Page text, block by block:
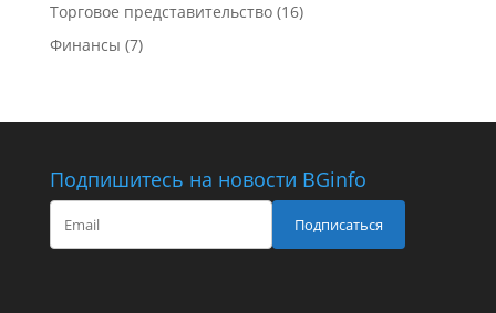
Торговое представительство(16)
Финансы (7)
Подпишитесь на новости BGinfo
Подписаться